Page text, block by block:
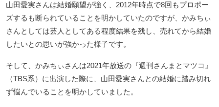
山田愛実さんは結婚願望が強く、2012年時点で8回もプロポー
ズするも断られていることを明かしていたのですが、かみちぃ
さんとしては芸人としてある程度結果を残し、売れてから結婚
したいとの思いが強かった様子です。
そして、かみちぃさんは2021年放送の『週刊さんまとマツコ』
（TBS系）に出演した際に、山田愛実さんとの結婚に踏み切れ
ず悩んでいることを明かしていました。